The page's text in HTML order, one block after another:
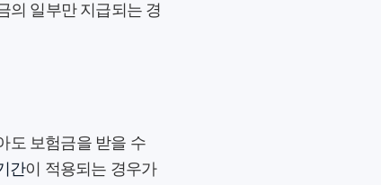
의 일부만 지급되는 경
도 보험금을 받을 수
간이 적용되는 경우가